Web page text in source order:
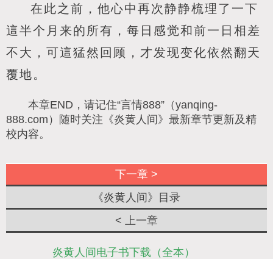
在此之前，他心中再次静静梳理了一下
這半个月来的所有，每日感觉和前一日相差
不大，可這猛然回顾，才发现变化依然翻天
覆地。
本章END，请记住“言情888”（yanqing-
888.com）随时关注《炎黄人间》最新章节更新及精
校内容。
下一章 >
《炎黄人间》目录
< 上一章
炎黄人间电子书下载（全本）